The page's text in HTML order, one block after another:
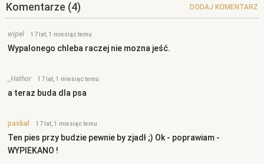
Komentarze (4) DODAJ KOMENTARZ
wipel 17 lat, 1 miesiąc temu
Wypalonego chleba raczej nie mozna jeść.
_Hathor 17 lat, 1 miesiąc temu
a teraz buda dla psa
paskal 17 lat, 1 miesiąc temu
Ten pies przy budzie pewnie by zjadł ;) Ok - poprawiam -
WYPIEKANO !